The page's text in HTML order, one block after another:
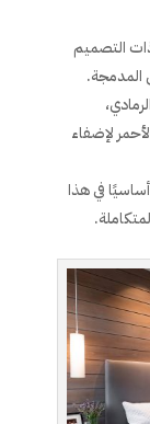
التصميم
المدمجة.
لإضفاء
في هذا